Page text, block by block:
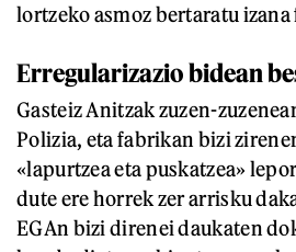
lortzeko asmoz bertaratu
Erregularizazio bidean
Gasteiz Anitzak zuzen-
Polizia, eta fabrikan bizi
«lapurtzea eta puskatzea»
dute ere horrek zer arrisku
EGAn bizi direnei daukaten